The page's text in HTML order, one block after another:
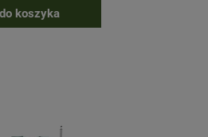
do koszyka